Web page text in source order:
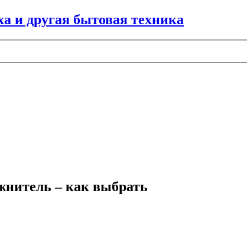
– как выбрать